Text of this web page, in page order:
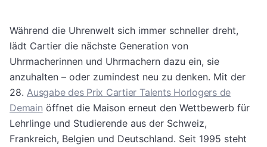
Während die Uhrenwelt sich immer schneller dreht,
lädt Cartier die nächste Generation von
Uhrmacherinnen und Uhrmachern dazu ein, sie
anzuhalten – oder zumindest neu zu denken. Mit der
28. Ausgabe des Prix Cartier Talents Horlogers de
Demain öffnet die Maison erneut den Wettbewerb für
Lehrlinge und Studierende aus der Schweiz,
Frankreich, Belgien und Deutschland. Seit 1995 steht